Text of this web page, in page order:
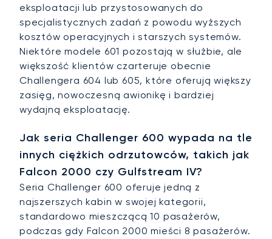
eksploatacji lub przystosowanych do
specjalistycznych zadań z powodu wyższych
kosztów operacyjnych i starszych systemów.
Niektóre modele 601 pozostają w służbie, ale
większość klientów czarteruje obecnie
Challengera 604 lub 605, które oferują większy
zasięg, nowoczesną awionikę i bardziej
wydajną eksploatację.
Jak seria Challenger 600 wypada na tle
innych ciężkich odrzutowców, takich jak
Falcon 2000 czy Gulfstream IV?
Seria Challenger 600 oferuje jedną z
najszerszych kabin w swojej kategorii,
standardowo mieszczącą 10 pasażerów,
podczas gdy Falcon 2000 mieści 8 pasażerów.